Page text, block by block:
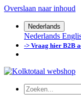
Overslaan naar inhoud
Nederlands
Nederlands
-> Vraag hier B2B